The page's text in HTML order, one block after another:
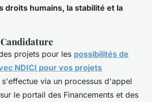
droits humains, la stabilité et la
projets pour les possibilités de
NDICI pour vos projets
s'effectue via un processus d'appel
le portail des Financements et des